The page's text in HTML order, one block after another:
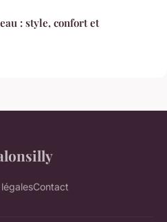
: style, confort et
Contact